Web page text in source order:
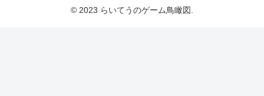
© 2023 らいてうのゲーム鳥瞰図.